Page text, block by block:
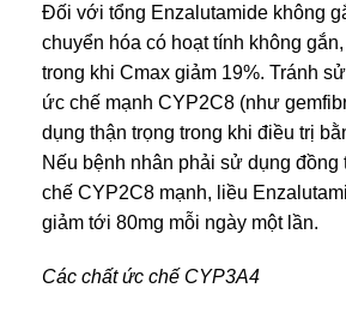
Đối với tổng Enzalutamide không
chuyển hóa có hoạt tính không
trong khi Cmax giảm 19%. Tránh
ức chế mạnh CYP2C8 (như
dụng thận trọng trong khi điều trị
Nếu bệnh nhân phải sử dụng
chế CYP2C8 mạnh, liều
giảm tới 80mg mỗi ngày một lần.
Các chất ức chế CYP3A4